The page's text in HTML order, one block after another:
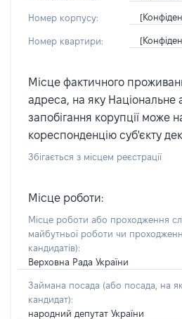
Номер корпусу:
Номер квартири:
Місце фактичного
адреса, на яку Національне
запобігання корупції може
кореспонденцію суб'єкту
Збігається з місцем реєстрації
Місце роботи:
Місце роботи або проходження
майбутньої роботи чи
кандидатів):
Верховна Рада України
Займана посада (або посада, на
кандидат):
народний депутат України